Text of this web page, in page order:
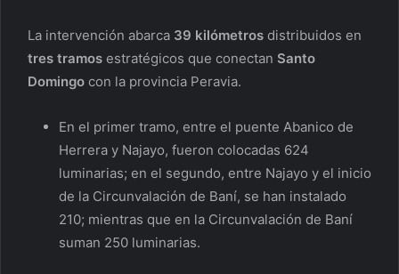
La intervención abarca 39 kilómetros distribuidos en
tres tramos estratégicos que conectan Santo
Domingo con la provincia Peravia.
En el primer tramo, entre el puente Abanico de
Herrera y Najayo, fueron colocadas 624
luminarias; en el segundo, entre Najayo y el inicio
de la Circunvalación de Baní, se han instalado
210; mientras que en la Circunvalación de Baní
suman 250 luminarias.